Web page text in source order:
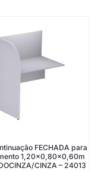
FECHADA para
1,20×0,80×0,60m
CINZA – 24013